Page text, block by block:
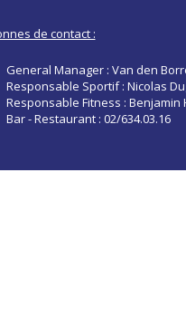
de contact :
General Manager : Van den
Responsable Sportif : Nicolas
Responsable Fitness : Benjamin
Bar - Restaurant : 02/634.03.16